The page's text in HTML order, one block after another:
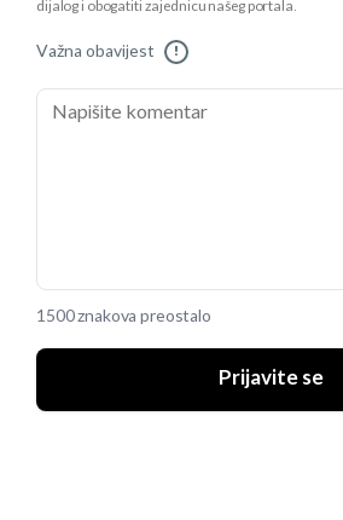
dijalog i obogatiti zajednicu našeg portala.
Važna obavijest !
1500 znakova preostalo
Prijavite se